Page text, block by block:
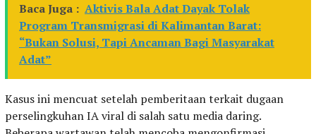
Baca Juga : Aktivis Bala Adat Dayak Tolak
Program Transmigrasi di Kalimantan Barat:
“Bukan Solusi, Tapi Ancaman Bagi Masyarakat
Adat”
Kasus ini mencuat setelah pemberitaan terkait dugaan
perselingkuhan IA viral di salah satu media daring.